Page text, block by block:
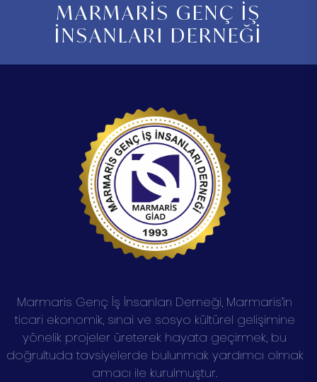
MARMARİS GENÇ İŞ
İNSANLARI DERNEĞİ
Marmaris Genç İş İnsanları Derneği, Marmaris’in
ticari ekonomik, sınai ve sosyo kültürel gelişimine
yönelik projeler üreterek hayata geçirmek, bu
doğrultuda tavsiyelerde bulunmak yardımcı olmak
amacı ile kurulmuştur.